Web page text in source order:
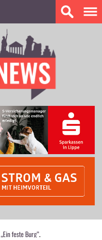
„Ein feste Burg“.